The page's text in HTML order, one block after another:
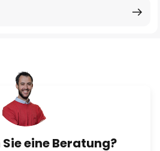
eine Beratung?